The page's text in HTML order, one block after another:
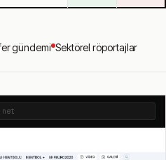
gündemi Sektörel röportajlar